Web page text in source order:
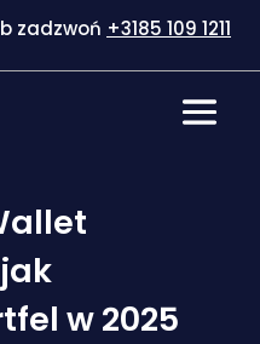
zadzwoń +3185 109 1211
w 2025